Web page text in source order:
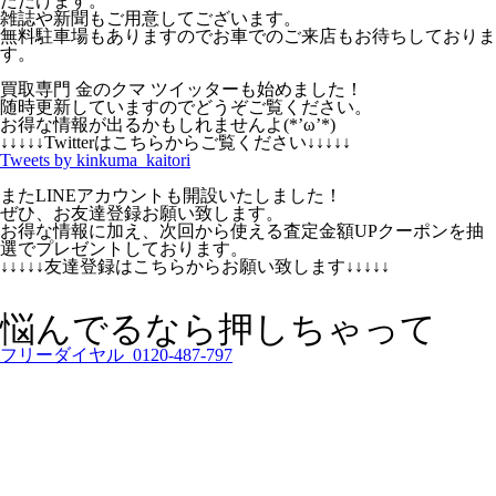
雑誌や新聞もご用意してございます。
無料駐車場もありますのでお車でのご来店もお待ちしておりま
す。
買取専門 金のクマ ツイッターも始めました！
随時更新していますのでどうぞご覧ください。
お得な情報が出るかもしれませんよ(*’ω’*)
↓↓↓↓↓Twitterはこちらからご覧ください↓↓↓↓↓
Tweets by kinkuma_kaitori
またLINEアカウントも開設いたしました！
ぜひ、お友達登録お願い致します。
お得な情報に加え、次回から使える査定金額UPクーポンを抽
選でプレゼントしております。
↓↓↓↓↓友達登録はこちらからお願い致します↓↓↓↓↓
悩んでるなら押しちゃって
フリーダイヤル 0120-487-797